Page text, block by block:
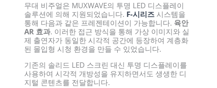
무대 비주얼은 MUXWAVE의 투명 LED 디스플레이
솔루션에 의해 지원되었습니다. F-시리즈 시스템을
통해 다음과 같은 프레젠테이션이 가능합니다. 육안
AR 효과. 이러한 접근 방식을 통해 가상 이미지와 실
제 출연자가 동일한 시각적 공간에 등장하여 계층화
된 몰입형 시청 환경을 만들 수 있었습니다.
기존의 솔리드 LED 스크린 대신 투명 디스플레이를
사용하여 시각적 개방성을 유지하면서도 생생한 디
지털 콘텐츠를 전달합니다.